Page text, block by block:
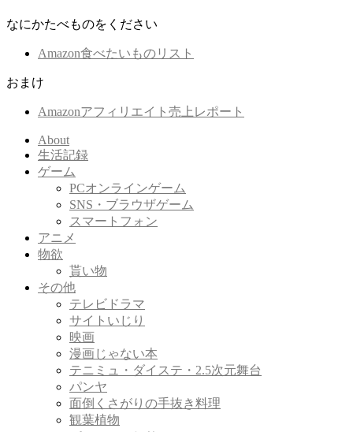
なにかたべものをください
Amazon食べたいものリスト
おまけ
Amazonアフィリエイト売上レポート
About
生活記録
ゲーム
PCオンラインゲーム
SNS・ブラウザゲーム
スマートフォン
アニメ
物欲
貰い物
その他
テレビドラマ
サイトいじり
映画
漫画じゃない本
テニミュ・ダイステ・2.5次元舞台
パンヤ
面倒くさがりの手抜き料理
観葉植物